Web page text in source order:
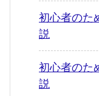
初心者の
説
初心者の
説